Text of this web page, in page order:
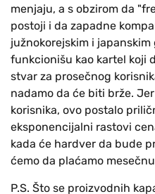
menjaju, a s obzirom da
postoji i da zapadne
južnokorejskim i
funkcionišu kao kartel koji
stvar za prosečnog
nadamo da će biti brže.
korisnika, ovo postalo
eksponencijalni rastovi
kada će hardver da bude
ćemo da plaćamo
P.S. Što se proizvodnih